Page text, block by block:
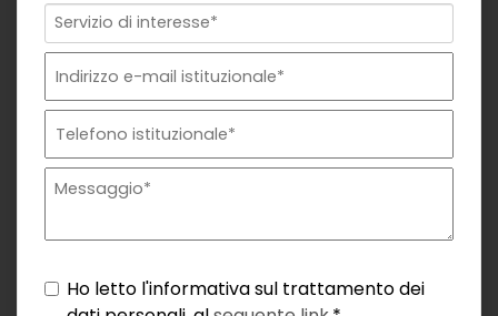
Ho letto l'informativa sul trattamento dei